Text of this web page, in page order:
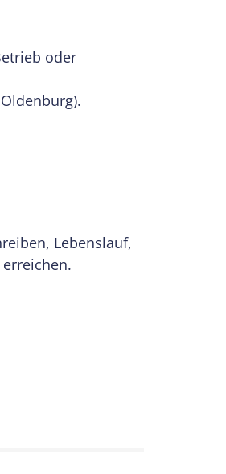
oder
Lebenslauf,
erreichen.